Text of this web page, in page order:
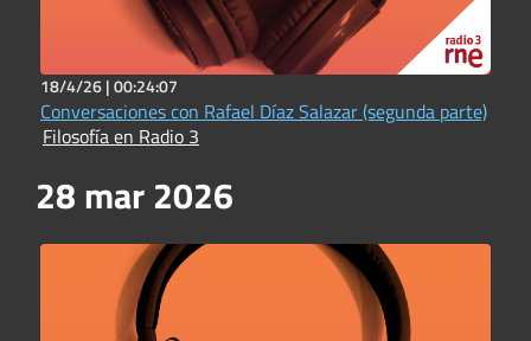
18/4/26 |00:24:07
Conversaciones con Rafael Díaz Salazar (segunda parte)
Filosofía en Radio 3
28 mar 2026